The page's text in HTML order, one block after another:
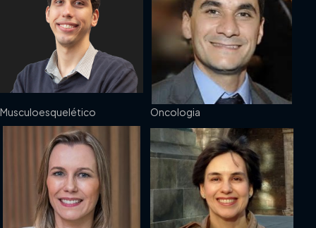
Musculoesquelético Oncologia